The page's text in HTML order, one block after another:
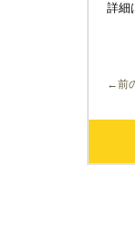
詳細
←前